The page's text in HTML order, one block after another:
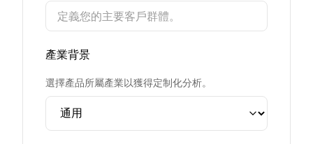
產業背景
選擇產品所屬產業以獲得定制化分析。